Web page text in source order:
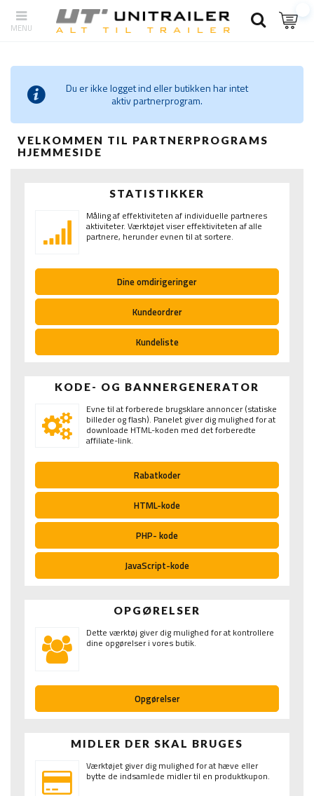
Du er ikke logget ind eller butikken har intet
aktiv partnerprogram.
VELKOMMEN TIL PARTNERPROGRAMS
HJEMMESIDE
STATISTIKKER
Måling af effektiviteten af ​​individuelle partneres
aktiviteter. Værktøjet viser effektiviteten af ​​alle
partnere, herunder evnen til at sortere.
Dine omdirigeringer
Kundeordrer
Kundeliste
KODE- OG BANNERGENERATOR
Evne til at forberede brugsklare annoncer (statiske
billeder og flash). Panelet giver dig mulighed for at
downloade HTML-koden med det forberedte
affiliate-link.
Rabatkoder
HTML-kode
PHP- kode
JavaScript-kode
OPGØRELSER
Dette værktøj giver dig mulighed for at kontrollere
dine opgørelser i vores butik.
Opgørelser
MIDLER DER SKAL BRUGES
Værktøjet giver dig mulighed for at hæve eller
bytte de indsamlede midler til en produktkupon.